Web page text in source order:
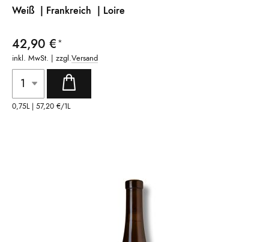
Weiß | Frankreich | Loire
42,90 €
inkl. MwSt. | zzgl.Versand
0,75L | 57,20 €/1L